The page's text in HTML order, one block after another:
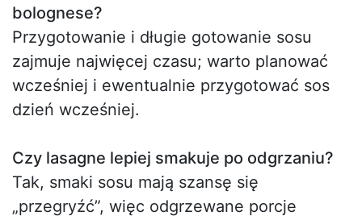
bolognese?
Przygotowanie i długie gotowanie sosu
zajmuje najwięcej czasu; warto planować
wcześniej i ewentualnie przygotować sos
dzień wcześniej.
Czy lasagne lepiej smakuje po odgrzaniu?
Tak, smaki sosu mają szansę się
„przegryźć”, więc odgrzewane porcje